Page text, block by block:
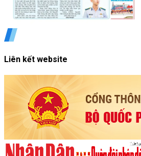
Liên kết website